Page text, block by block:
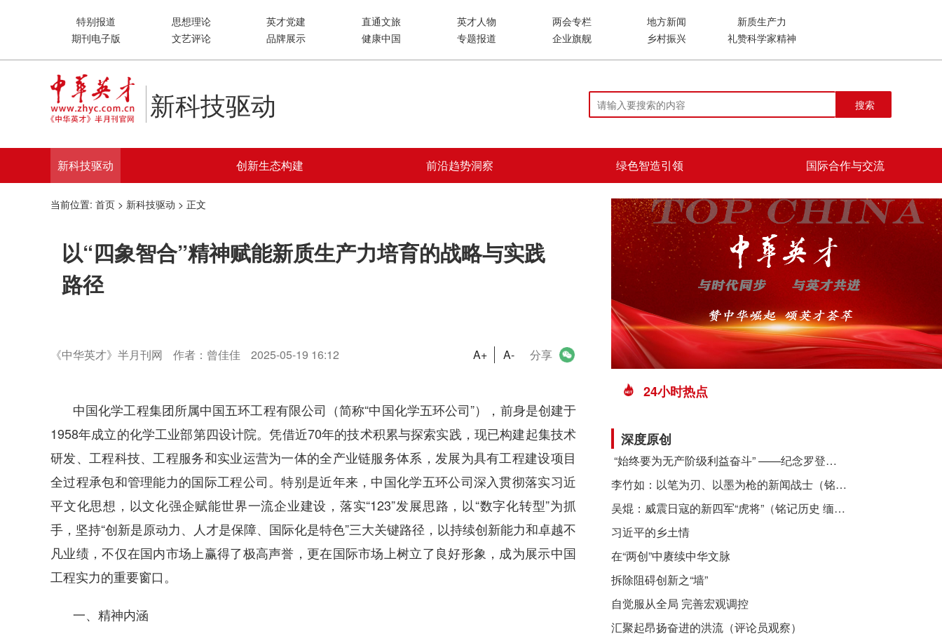
特别报道 思想理论 英才党建 直通文旅 英才人物 两会专栏 地方新闻
新质生产力
期刊电子版
文艺评论 品牌展示 健康中国 专题报道 企业旗舰 乡村振兴 礼赞科学家精神
新科技驱动 搜索
新科技驱动 创新生态构建 前沿趋势洞察 绿色智造引领 国际合作与交流
当前位置: 首页 > 新科技驱动 > 正文
以“四象智合”精神赋能新质生产力培育的战略与实践
路径
《中华英才》半月刊网 作者：曾佳佳 2025-05-19 16:12 A+ A- 分享
中国化学工程集团所属中国五环工程有限公司（简称“中国化学五环公司”），前身是创建于
1958年成立的化学工业部第四设计院。凭借近70年的技术积累与探索实践，现已构建起集技术
研发、工程科技、工程服务和实业运营为一体的全产业链服务体系，发展为具有工程建设项目
全过程承包和管理能力的国际工程公司。特别是近年来，中国化学五环公司深入贯彻落实习近
平文化思想，以文化强企赋能世界一流企业建设，落实“123”发展思路，以“数字化转型”为抓
手，坚持“创新是原动力、人才是保障、国际化是特色”三大关键路径，以持续创新能力和卓越不
凡业绩，不仅在国内市场上赢得了极高声誉，更在国际市场上树立了良好形象，成为展示中国
工程实力的重要窗口。
一、精神内涵
24小时热点
深度原创
​ “始终要为无产阶级利益奋斗” ——纪念罗登贤同志诞辰120周年
李竹如：以笔为刃、以墨为枪的新闻战士（铭记历史 缅怀先烈·抗日英雄）
吴焜：威震日寇的新四军“虎将”（铭记历史 缅怀先烈·抗日英雄）
习近平的乡土情
在“两创”中赓续中华文脉
拆除阻碍创新之“墙”
自觉服从全局 完善宏观调控
汇聚起昂扬奋进的洪流（评论员观察）